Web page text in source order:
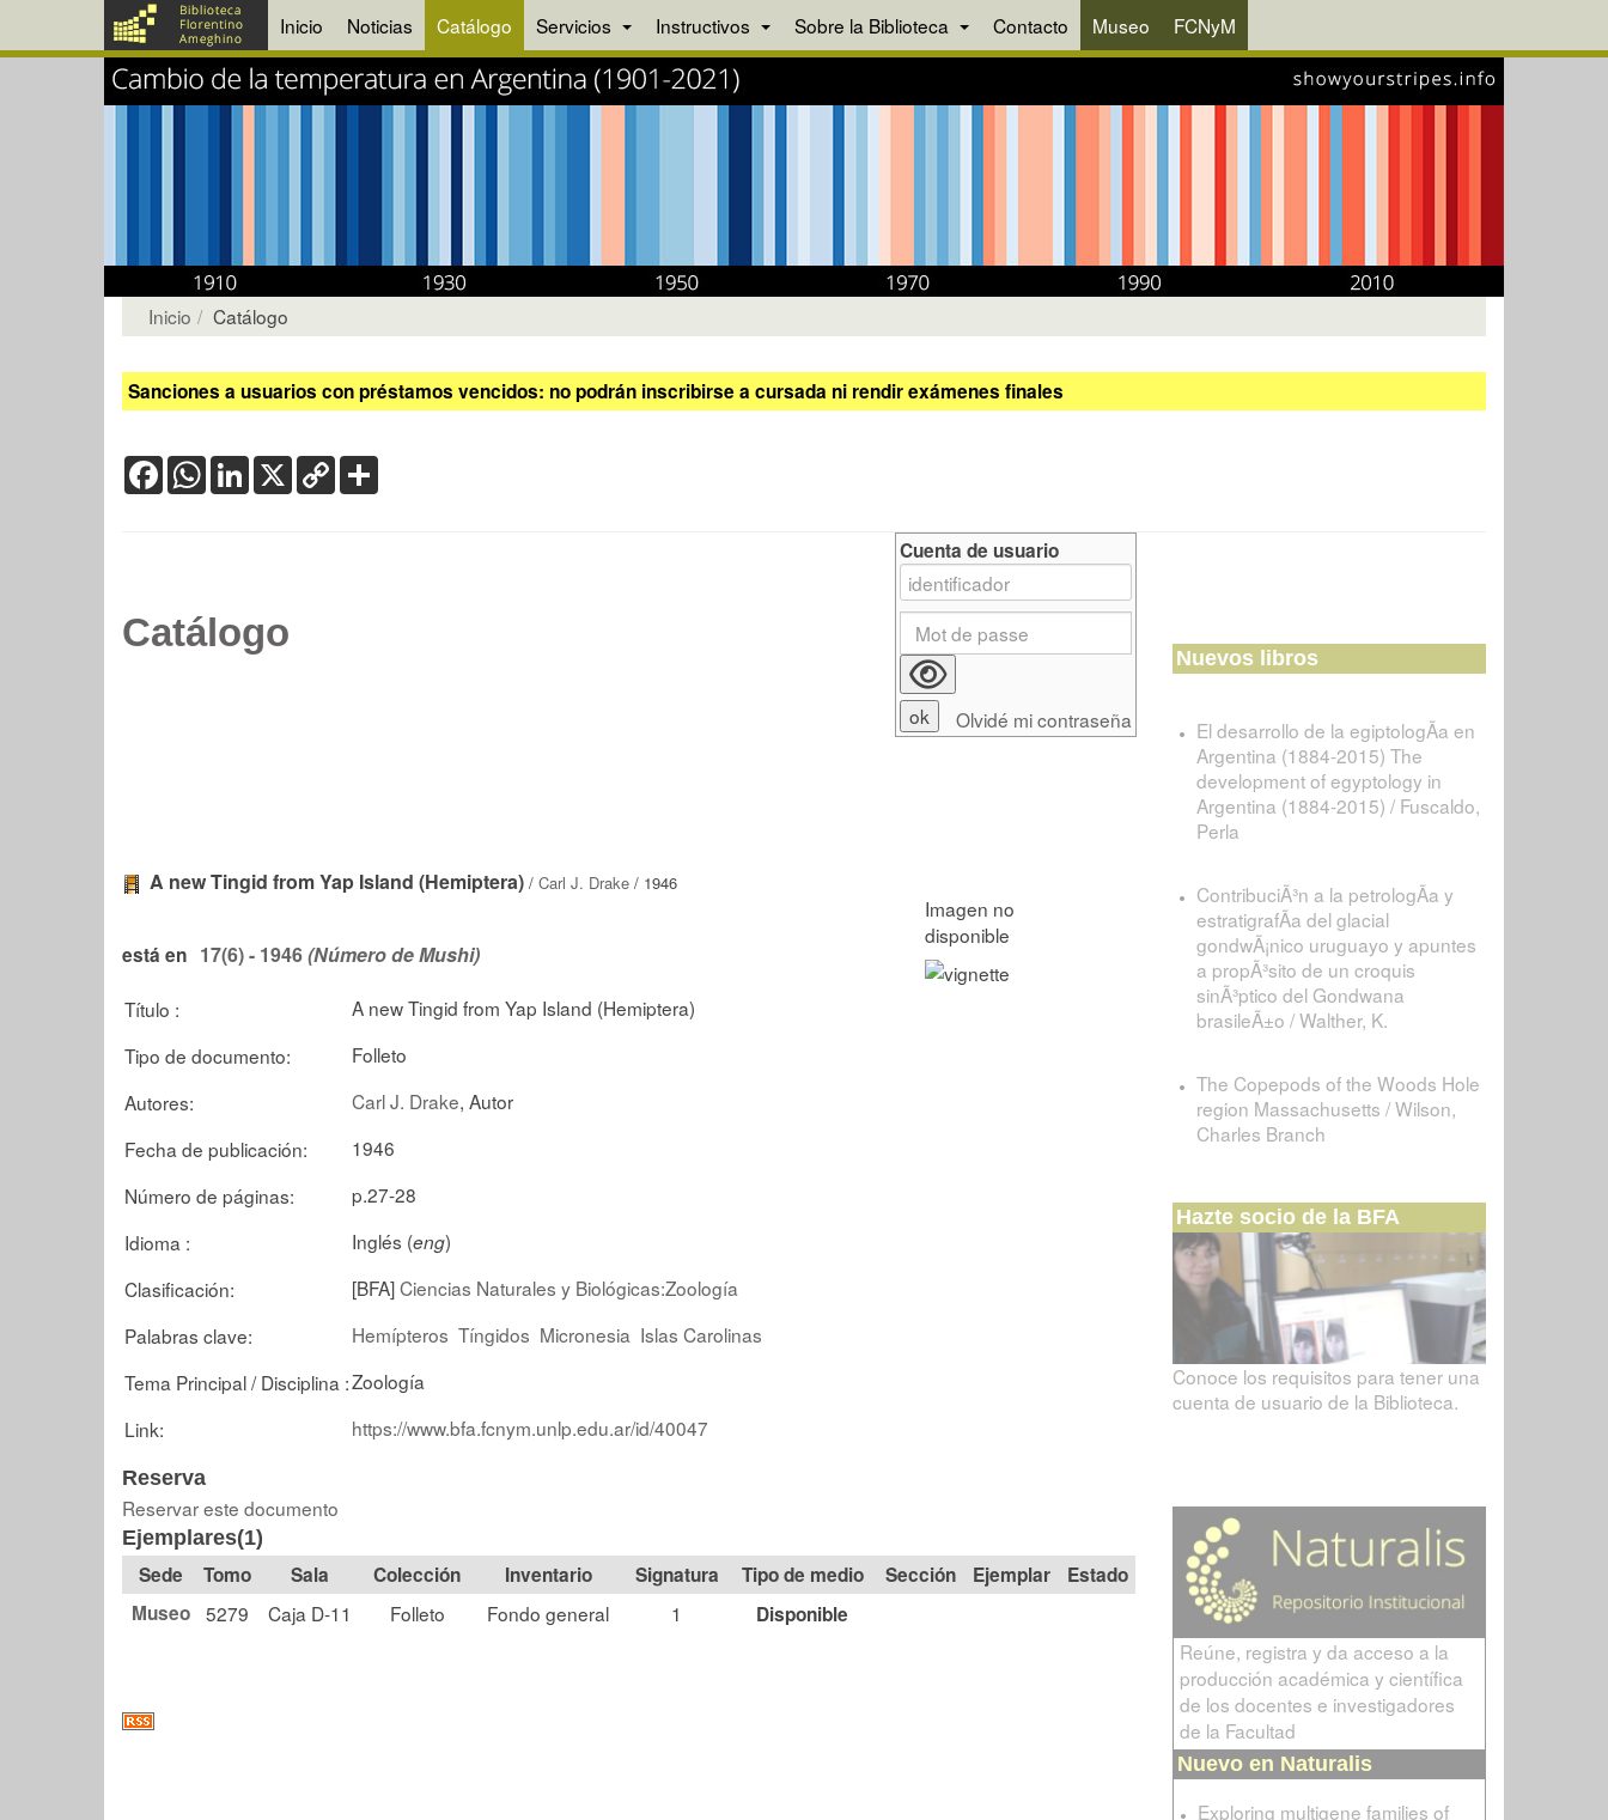
Inicio Noticias Catálogo Servicios Instructivos Sobre la Biblioteca Contacto Museo FCNyM
Inicio Catálogo
Sanciones a usuarios con préstamos vencidos: no podrán inscribirse a cursada ni rendir exámenes finales
FacebookWhatsApp
LinkedIn
X Copy
Link
Catálogo
A new Tingid from Yap Island (Hemiptera) / Carl J. Drake / 1946
está en 17(6) - 1946(Número de Mushi)
Título :
A new Tingid from Yap Island (Hemiptera)
Tipo de documento:
Folleto
Autores:
Carl J. Drake, Autor
Fecha de publicación:
1946
Número de páginas:
p.27-28
Idioma :
Inglés (eng)
Clasificación:
[BFA]Ciencias Naturales y Biológicas:Zoología
Palabras clave:
Hemípteros Tíngidos Micronesia Islas Carolinas
Tema Principal / Disciplina :Zoología
Link:
https://www.bfa.fcnym.unlp.edu.ar/id/40047
Reserva
Reservar este documento
Ejemplares(1)
Tomo Sala Colección Signatura Tipo de medio Sección
Estado
Museo
5279 Caja D-11 Folleto Fondo general 1 Disponible
Cuenta de usuario
Olvidé mi contraseña
Nuevos libros
El desarrollo de la egiptologÃ­a en
Argentina (1884-2015) The
development of egyptology in
Argentina (1884-2015) / Fuscaldo,
Perla
ContribuciÃ³n a la petrologÃ­a y
estratigrafÃ­a del glacial
gondwÃ¡nico uruguayo y apuntes
a propÃ³sito de un croquis
sinÃ³ptico del Gondwana
brasileÃ±o / Walther, K.
The Copepods of the Woods Hole
region Massachusetts / Wilson,
Charles Branch
Hazte socio de la BFA
Conoce los requisitos para tener una
cuenta de usuario de la Biblioteca.
Reúne, registra y da acceso a la
producción académica y científica
de los docentes e investigadores
de la Facultad
Nuevo en Naturalis
Exploring multigene families of